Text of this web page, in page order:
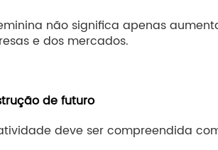
não significa apenas
e dos mercados.
de futuro
deve ser compreendida